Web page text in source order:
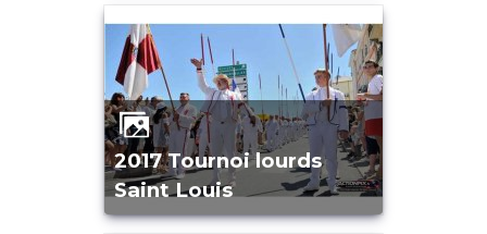
2017 Tournoi lourds
Saint Louis